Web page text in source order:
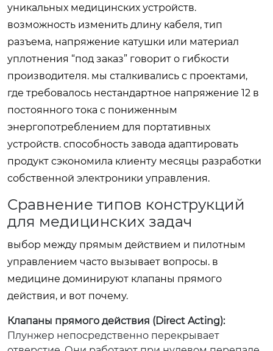
уникальных медицинских устройств.
возможность изменить длину кабеля, тип
разъема, напряжение катушки или материал
уплотнения “под заказ” говорит о гибкости
производителя. мы сталкивались с проектами,
где требовалось нестандартное напряжение 12 в
постоянного тока с пониженным
энергопотреблением для портативных
устройств. способность завода адаптировать
продукт сэкономила клиенту месяцы разработки
собственной электроники управления.
Сравнение типов конструкций
для медицинских задач
выбор между прямым действием и пилотным
управлением часто вызывает вопросы. в
медицине доминируют клапаны прямого
действия, и вот почему.
Клапаны прямого действия (Direct Acting):
Плунжер непосредственно перекрывает